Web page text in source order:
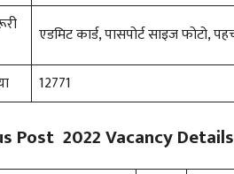
एडमिट कार्ड, पासपोर्ट साइज फोटो,
12771
Post 2022 Vacancy